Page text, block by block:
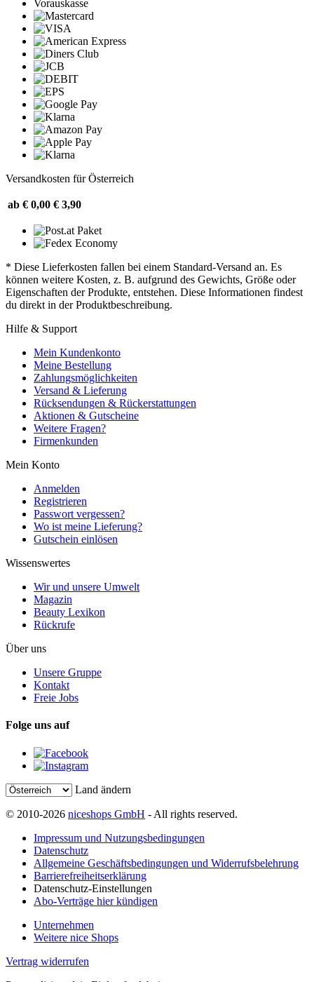
Vorauskasse
Versandkosten für Österreich
ab € 0,00 € 3,90
* Diese Lieferkosten fallen bei einem Standard-Versand an. Es
können weitere Kosten, z. B. aufgrund des Gewichts, Größe oder
Eigenschaften der Produkte, entstehen. Diese Informationen findest
du direkt in der Produktbeschreibung.
Hilfe & Support
Mein Kundenkonto
Meine Bestellung
Zahlungsmöglichkeiten
Versand & Lieferung
Rücksendungen & Rückerstattungen
Aktionen & Gutscheine
Weitere Fragen?
Firmenkunden
Mein Konto
Anmelden
Registrieren
Passwort vergessen?
Wo ist meine Lieferung?
Gutschein einlösen
Wissenswertes
Wir und unsere Umwelt
Magazin
Beauty Lexikon
Rückrufe
Über uns
Unsere Gruppe
Kontakt
Freie Jobs
Folge uns auf
Land ändern
© 2010-2026 niceshops GmbH - All rights reserved.
Impressum und Nutzungsbedingungen
Datenschutz
Allgemeine Geschäftsbedingungen und Widerrufsbelehrung
Barrierefreiheitserklärung
Datenschutz-Einstellungen
Abo-Verträge hier kündigen
Unternehmen
Weitere nice Shops
Vertrag widerrufen